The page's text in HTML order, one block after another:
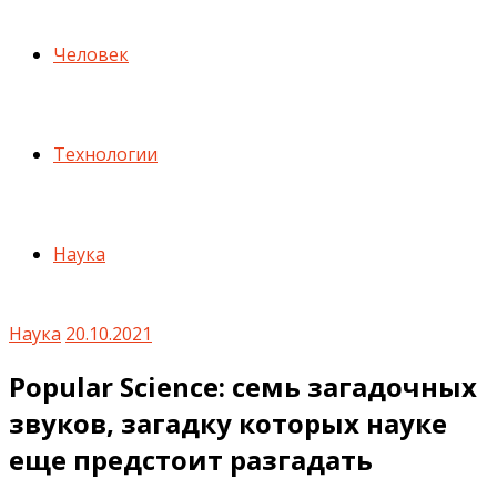
Человек
Технологии
Наука
Наука 20.10.2021
Popular Science: семь загадочных
звуков, загадку которых науке
еще предстоит разгадать